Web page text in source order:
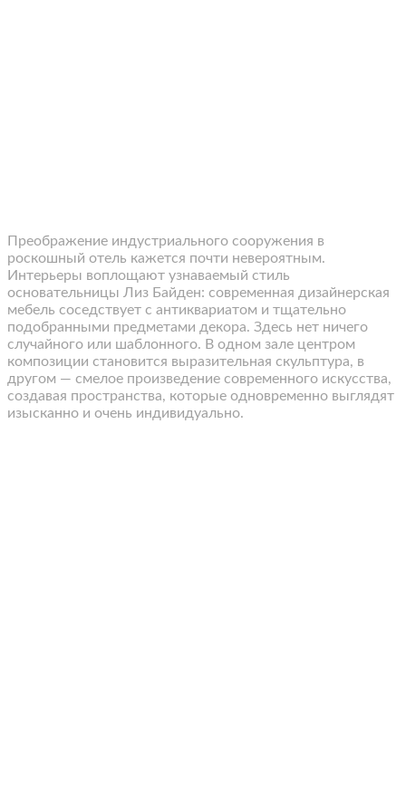
Преображение индустриального сооружения в
роскошный отель кажется почти невероятным.
Интерьеры воплощают узнаваемый стиль
основательницы Лиз Байден: современная дизайнерская
мебель соседствует с антиквариатом и тщательно
подобранными предметами декора. Здесь нет ничего
случайного или шаблонного. В одном зале центром
композиции становится выразительная скульптура, в
другом — смелое произведение современного искусства,
создавая пространства, которые одновременно выглядят
изысканно и очень индивидуально.